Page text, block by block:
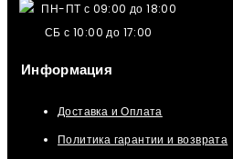
ПН-ПТ с 09:00 до 18:00
СБ с 10:00 до 17:00
Информация
Доставка и Оплата
Политика гарантии и возврата